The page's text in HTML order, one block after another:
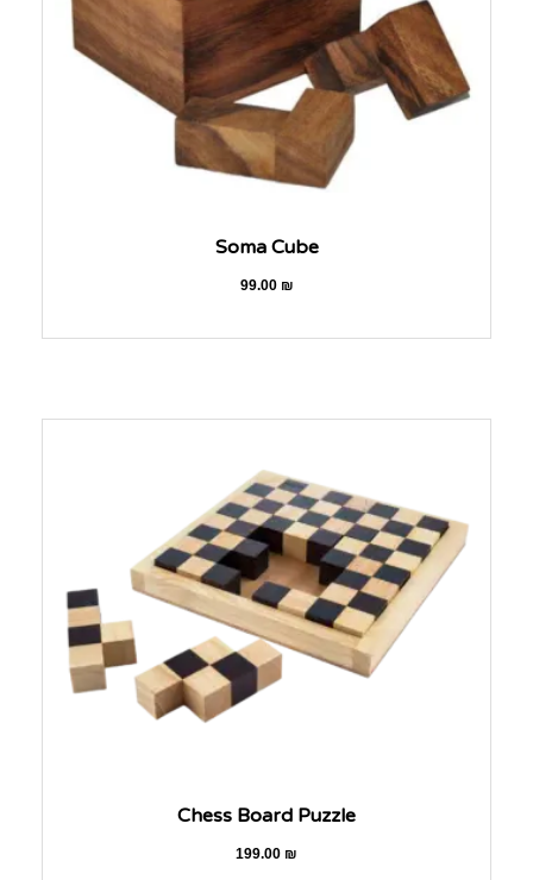
Soma Cube
99.00₪
Chess Board Puzzle
199.00₪